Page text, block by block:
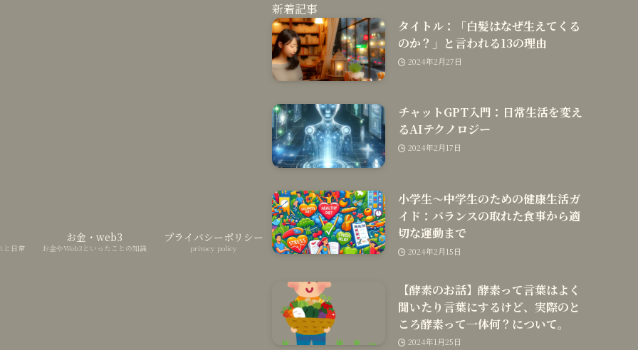
と日常
お金・web3
お金やWeb3といったことの知識
プライバシーポリシー
privacy policy
新着記事
タイトル：「白髪はなぜ生えてくる
のか？」と言われる13の理由
2024年2月27日
チャットGPT入門：日常生活を変え
るAIテクノロジー
2024年2月17日
小学生〜中学生のための健康生活ガ
イド：バランスの取れた食事から適
切な運動まで
2024年2月15日
【酵素のお話】酵素って言葉はよく
聞いたり言葉にするけど、実際のと
ころ酵素って一体何？について。
2024年1月25日